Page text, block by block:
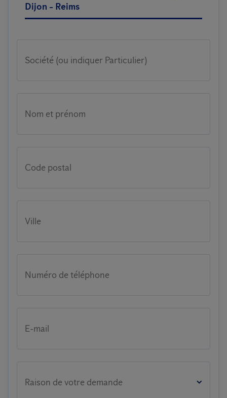
Dijon - Reims
Société (ou indiquer Particulier)
Nom et prénom
Code postal
Ville
Numéro de téléphone
E-mail
Raison de votre demande